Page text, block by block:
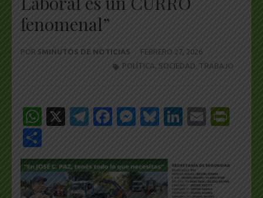
fenomenal”
POR 5MINUTOS DE NOTICIAS
FEBRERO 27, 2026
POLÍTICA , SOCIEDAD, TRABAJO
WhatsApp
X Telegram
Facebook
Messenger
Bluesky
LinkedIn
Email